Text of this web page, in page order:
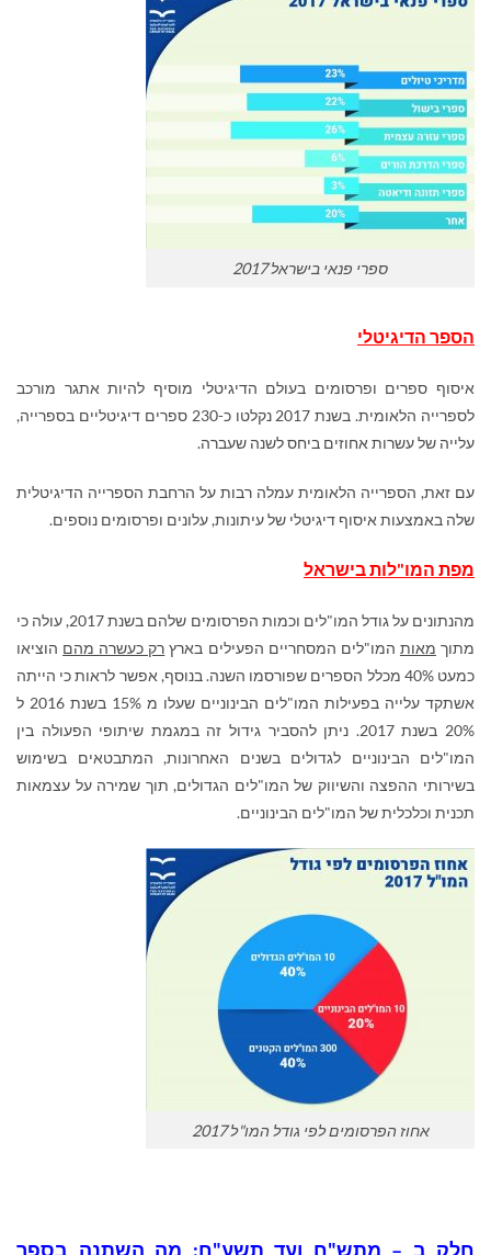
ספרי פנאי בישראל 2017
הספר הדיגיטלי
איסוף ספרים ופרסומים בעולם הדיגיטלי מוסיף להיות אתגר מורכב
לספרייה הלאומית. בשנת 2017 נקלטו כ-230 ספרים דיגיטליים בספרייה,
עלייה של עשרות אחוזים ביחס לשנה שעברה.
עם זאת, הספרייה הלאומית עמלה רבות על הרחבת הספרייה הדיגיטלית
שלה באמצעות איסוף דיגיטלי של עיתונות, עלונים ופרסומים נוספים.
מפת המו"לות בישראל
מהנתונים על גודל המו"לים וכמות הפרסומים שלהם בשנת 2017, עולה כי
מתוך מאות המו"לים המסחריים הפעילים בארץ רק כעשרה מהם הוציאו
כמעט 40% מכלל הספרים שפורסמו השנה. בנוסף, אפשר לראות כי הייתה
אשתקד עלייה בפעילות המו"לים הבינוניים שעלו מ 15% בשנת 2016 ל
20% בשנת 2017. ניתן להסביר גידול זה במגמת שיתופי הפעולה בין
המו"לים הבינוניים לגדולים בשנים האחרונות, המתבטאים בשימוש
בשירותי ההפצה והשיווק של המו"לים הגדולים, תוך שמירה על עצמאות
תכנית וכלכלית של המו"לים הבינוניים.
אחוז הפרסומים לפי גודל המו"ל 2017
חלק ב – מתש"ח ועד תשע"ח: מה השתנה בספר